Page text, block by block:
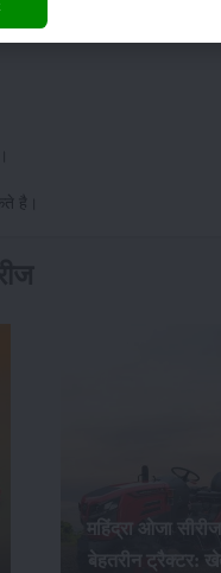
है।
महिंद्रा ओजा सीरीज के 7
बेहतरीन ट्रैक्टर: खेती के